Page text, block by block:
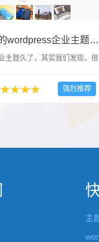
高度可设置的wordpress企业主题indigo分享
主题久了，其实我们发现，很
。为此我们创造了一个高可设
重复利用的wordpress企业主
强烈推荐
主